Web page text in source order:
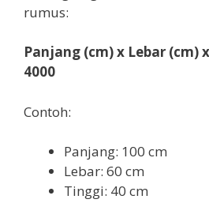
rumus:
Panjang (cm) x Lebar (cm)
4000
Contoh:
Panjang: 100 cm
Lebar: 60 cm
Tinggi: 40 cm